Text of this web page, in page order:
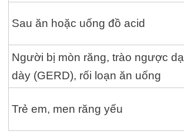
Sau ăn hoặc uống đồ acid
Người bị mòn răng, trào ngược dạ
dày (GERD), rối loạn ăn uống
Trẻ em, men răng yếu